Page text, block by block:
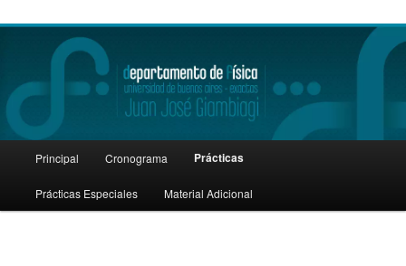
Skip
to
Principal Cronograma Prácticas
Prácticas Especiales Material Adicional